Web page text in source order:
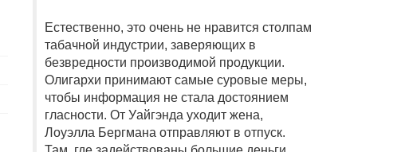
Естественно, это очень не нравится столпам
табачной индустрии, заверяющих в
безвредности производимой продукции.
Олигархи принимают самые суровые меры,
чтобы информация не стала достоянием
гласности. От Уайгэнда уходит жена,
Лоуэлла Бергмана отправляют в отпуск.